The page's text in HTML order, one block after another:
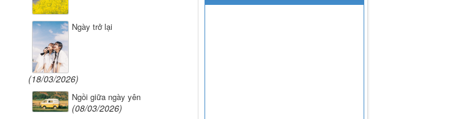
Ngày trở lại
(18/03/2026)
Ngồi giữa ngày yên
(08/03/2026)